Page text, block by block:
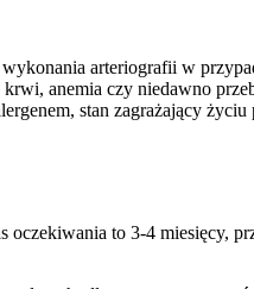
arteriografii w
anemia czy niedawno
stan zagrażający życiu
oczekiwania to 3-4 miesięcy,